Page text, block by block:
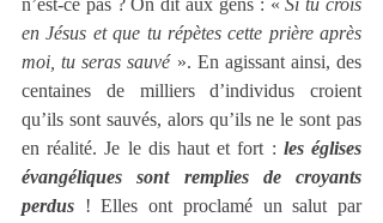
n’est-ce pas ? On dit aux gens : « Si tu crois
en Jésus et que tu répètes cette prière après
moi, tu seras sauvé ». En agissant ainsi, des
centaines de milliers d’individus croient
qu’ils sont sauvés, alors qu’ils ne le sont pas
en réalité. Je le dis haut et fort : les églises
évangéliques sont remplies de croyants
perdus ! Elles ont proclamé un salut par